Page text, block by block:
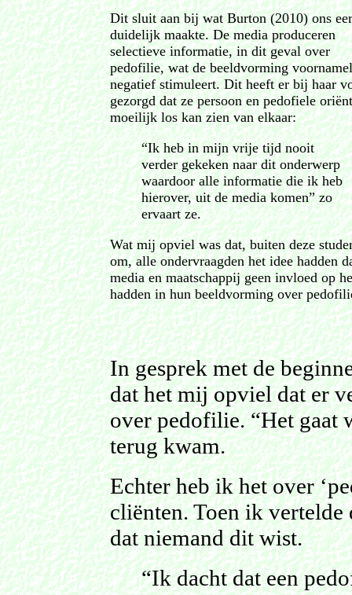
Dit sluit aan bij wat Burton (2010) ons
duidelijk maakte. De media produceren
selectieve informatie, in dit geval over
pedofilie, wat de beeldvorming
negatief stimuleert. Dit heeft er bij haar
gezorgd dat ze persoon en pedofiele
moeilijk los kan zien van elkaar:
“Ik heb in mijn vrije tijd nooit
verder gekeken naar dit onderwerp
waardoor alle informatie die ik heb
hierover, uit de media komen” zo
ervaart ze.
Wat mij opviel was dat, buiten deze
om, alle ondervraagden het idee hadden
media en maatschappij geen invloed op
hadden in hun beeldvorming over
In gesprek met de
dat het mij opviel dat er
over pedofilie. “Het gaat
terug kwam.
Echter heb ik het over
cliënten. Toen ik
dat niemand dit wist.
“Ik dacht dat een